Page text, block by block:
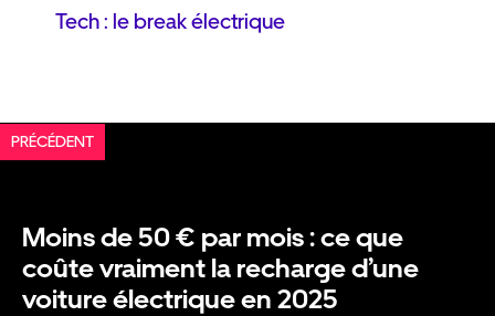
Tech : le break électrique
PRÉCÉDENT
Moins de 50 € par mois : ce que
coûte vraiment la recharge d’une
voiture électrique en 2025